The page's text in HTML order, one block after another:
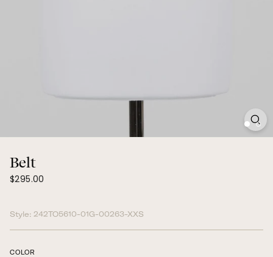
Belt
Prix
$295.00
Style: 242TO5610-01G-00263-XXS
COLOR